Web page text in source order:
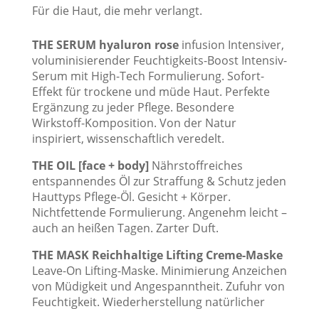
Für die Haut, die mehr verlangt.
THE SERUM hyaluron roseinfusion Intensiver,
voluminisierender Feuchtigkeits-Boost Intensiv-
Serum mit High-Tech Formulierung. Sofort-
Effekt für trockene und müde Haut. Perfekte
Ergänzung zu jeder Pflege. Besondere
Wirkstoff-Komposition. Von der Natur
inspiriert, wissenschaftlich veredelt.
THE OIL [face + body] Nährstoffreiches
entspannendes Öl zur Straffung & Schutz jeden
Hauttyps Pflege-Öl. Gesicht + Körper.
Nichtfettende Formulierung. Angenehm leicht –
auch an heißen Tagen. Zarter Duft.
THE MASK Reichhaltige Lifting Creme-Maske
Leave-On Lifting-Maske. Minimierung Anzeichen
von Müdigkeit und Angespanntheit. Zufuhr von
Feuchtigkeit. Wiederherstellung natürlicher